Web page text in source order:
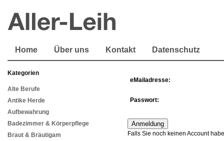
Home Über uns Kontakt Datenschutz
Kategorien
Alte Berufe
Antike Herde
Aufbewahrung
Badezimmer & Körperpflege
Braut & Bräutigam
eMailadresse:
Passwort:
Falls Sie noch keinen Account